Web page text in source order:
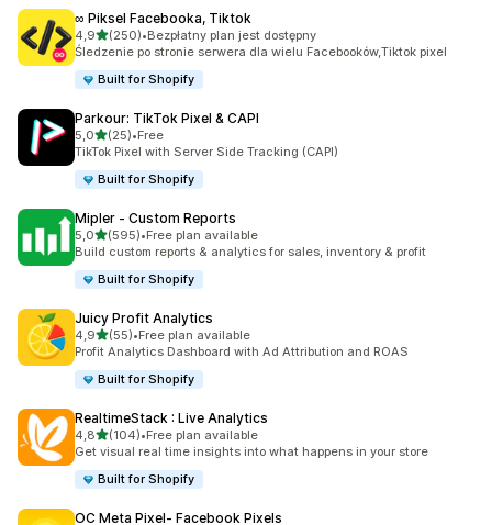
∞ Piksel Facebooka, Tiktok
4,9na 5 gwiazdek
(250)
Łączna liczba recenzji: 250
•Bezpłatny plan jest dostępny
Śledzenie po stronie serwera dla wielu Facebooków,Tiktok pixel
Built for Shopify
Parkour: TikTok Pixel & CAPI
5,0na 5 gwiazdek
(25)
Łączna liczba recenzji: 25
•Free
TikTok Pixel with Server Side Tracking (CAPI)
Built for Shopify
Mipler ‑ Custom Reports
5,0na 5 gwiazdek
(595)
Łączna liczba recenzji: 595
•Free plan available
Build custom reports & analytics for sales, inventory & profit
Built for Shopify
Juicy Profit Analytics
4,9na 5 gwiazdek
(55)
Łączna liczba recenzji: 55
•Free plan available
Profit Analytics Dashboard with Ad Attribution and ROAS
Built for Shopify
RealtimeStack : Live Analytics
4,8na 5 gwiazdek
(104)
Łączna liczba recenzji: 104
•Free plan available
Get visual real time insights into what happens in your store
Built for Shopify
OC Meta Pixel‑ Facebook Pixels